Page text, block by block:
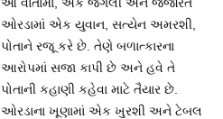
ઓરડામાં એક યુવાન, સત્યેન અમરશી,
પોતાને રજૂ કરે છે. તેણે બળાત્કારના
આરોપમાં સજા કાપી છે અને હવે તે
પોતાની કહાણી કહેવા માટે તૈયાર છે.
ઓરડાના ખૂણામાં એક ખુરશી અને ટેબલ